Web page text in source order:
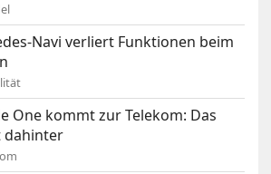
Navi verliert Funktionen beim
One kommt zur Telekom: Das
dahinter